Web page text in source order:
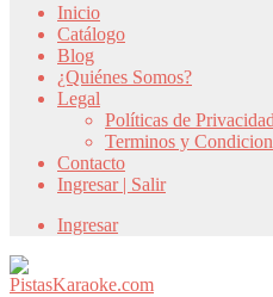
Inicio
Catálogo
Blog
¿Quiénes Somos?
Legal
Políticas de Privacidad
Terminos y
Contacto
Ingresar | Salir
Ingresar